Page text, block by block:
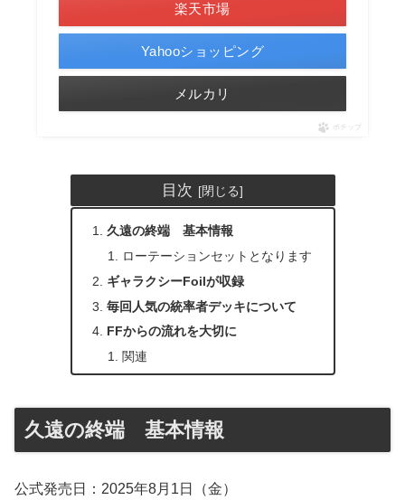
楽天市場
Yahooショッピング
メルカリ
ポチップ
目次
久遠の終端 基本情報
ローテーションセットとなります
ギャラクシーFoilが収録
毎回人気の統率者デッキについて
FFからの流れを大切に
関連
久遠の終端 基本情報
公式発売日：2025年8月1日（金）